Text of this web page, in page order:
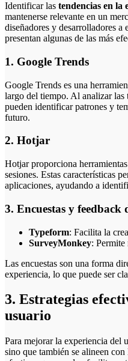
Identificar las tendencias en la
mantenerse relevante en un
diseñadores y desarrolladores
presentan algunas de las más
1. Google Trends
Google Trends es una
largo del tiempo. Al analizar las
pueden identificar patrones y
futuro.
2. Hotjar
Hotjar proporciona
sesiones. Estas características
aplicaciones, ayudando a
3. Encuestas y feedback
Typeform: Facilita la
SurveyMonkey: Permite
Las encuestas son una forma
experiencia, lo que puede ser
3. Estrategias
usuario
Para mejorar la experiencia del
sino que también se alineen